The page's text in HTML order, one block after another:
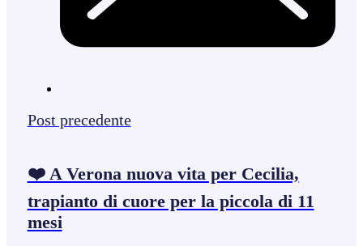
Post precedente
❤️ A Verona nuova vita per Cecilia,
trapianto di cuore per la piccola di 11
mesi